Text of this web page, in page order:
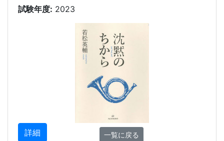
試験年度: 2023
詳細 一覧に戻る